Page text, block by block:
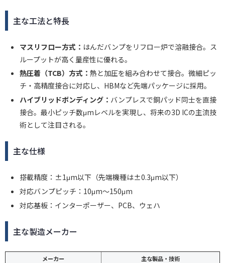
主な工法と特長
マスリフロー方式： はんだバンプをリフロー炉で溶融接合。ス
ループットが高く量産性に優れる。
熱圧着（TCB）方式： 熱と加圧を組み合わせて接合。微細ピッ
チ・高精度接合に対応し、HBMなど先端パッケージに採用。
ハイブリッドボンディング： バンプレスで銅パッド同士を直接
接合。最小ピッチ数μmレベルを実現し、将来の3D ICの主流技
術として注目される。
主な仕様
搭載精度：±1μm以下（先端機種は±0.3μm以下）
対応バンプピッチ：10μm〜150μm
対応基板：インターポーザー、PCB、ウェハ
主な製造メーカー
メーカー 主な製品・技術